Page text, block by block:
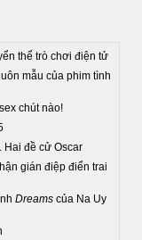
thể trò chơi điện tử
mẫu của phim tình
chút nào!
Hai đề cử Oscar
gián điệp điển trai
Dreams của Na Uy